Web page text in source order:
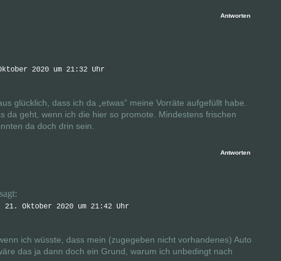
Antworten
2020 um 21:32 Uhr
glücklich, dass ich da „etwas” meine Vorräte aufgefüllt habe.
da geht, wenn ich die hier so promote. Mindestens frischen
da doch drin sein.
Antworten
sagt:
21. Oktober 2020 um 21:42 Uhr
ich wüsste, dass mein (zugegeben nicht vorhandenes) Auto
das ja dann doch ein Grund, warum ich unbedingt nach